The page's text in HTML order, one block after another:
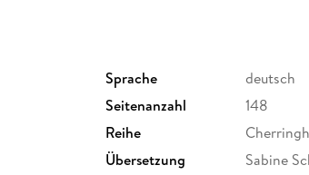
Sprache
deutsch
Seitenanzahl
148
Reihe
Übersetzung
Sabine